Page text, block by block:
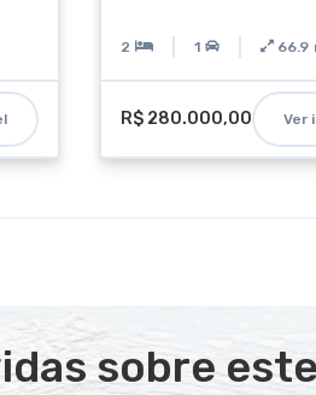
2 1 66.9
R$ 280.000,00 Ver
sobre